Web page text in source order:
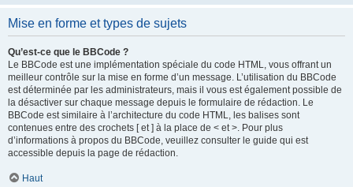
Mise en forme et types de sujets
Qu’est-ce que le BBCode ?
Le BBCode est une implémentation spéciale du code HTML, vous offrant un
meilleur contrôle sur la mise en forme d’un message. L’utilisation du BBCode
est déterminée par les administrateurs, mais il vous est également possible de
la désactiver sur chaque message depuis le formulaire de rédaction. Le
BBCode est similaire à l’architecture du code HTML, les balises sont
contenues entre des crochets [ et ] à la place de < et >. Pour plus
d’informations à propos du BBCode, veuillez consulter le guide qui est
accessible depuis la page de rédaction.
Haut